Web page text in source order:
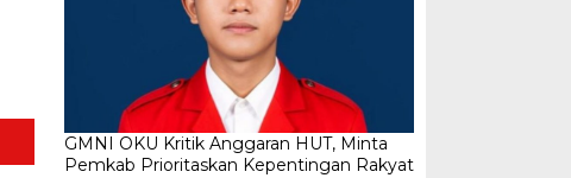
GMNI OKU Kritik Anggaran HUT, Minta
Pemkab Prioritaskan Kepentingan Rakyat